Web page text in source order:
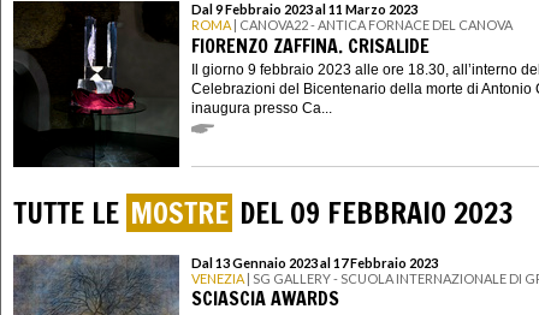
Dal 9 Febbraio 2023 al 11 Marzo 2023
ROMA | CANOVA22 - ANTICA FORNACE DEL CANOVA
FIORENZO ZAFFINA. CRISALIDE
Il giorno 9 febbraio 2023 alle ore 18.30, all’interno
Celebrazioni del Bicentenario della morte di Antonio
inaugura presso Ca...
TUTTE LE MOSTRE DEL 09 FEBBRAIO 2023
Dal 13 Gennaio 2023 al 17 Febbraio 2023
VENEZIA | SG GALLERY - SCUOLA INTERNAZIONALE DI
SCIASCIA AWARDS